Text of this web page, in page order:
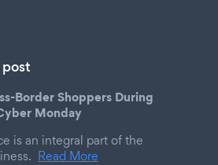
Border Shoppers During
Monday
is an integral part of the
Read More